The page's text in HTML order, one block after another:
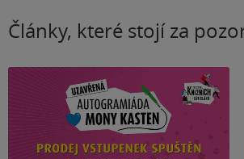
Články, které stojí za